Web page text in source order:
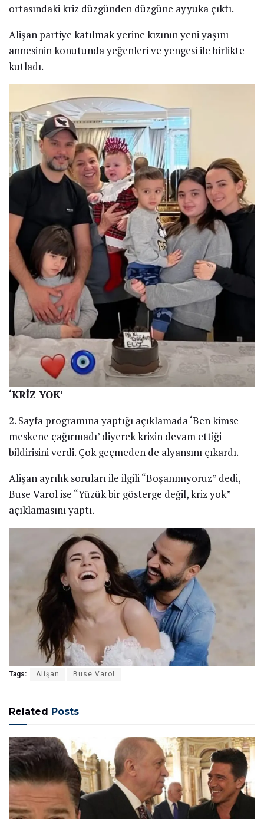
ortasındaki kriz düzgünden düzgüne ayyuka çıktı.
Alişan partiye katılmak yerine kızının yeni yaşını
annesinin konutunda yeğenleri ve yengesi ile birlikte
kutladı.
‘KRİZ YOK’
2. Sayfa programına yaptığı açıklamada ‘Ben kimse
meskene çağırmadı’ diyerek krizin devam ettiği
bildirisini verdi. Çok geçmeden de alyansını çıkardı.
Alişan ayrılık soruları ile ilgili “Boşanmıyoruz” dedi,
Buse Varol ise “Yüzük bir gösterge değil, kriz yok”
açıklamasını yaptı.
Tags: Alişan Buse Varol
Related Posts